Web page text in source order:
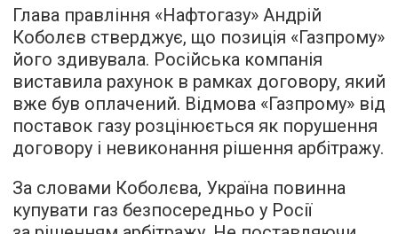
Глава правління «Нафтогазу» Андрій
Коболєв стверджує, що позиція «Газпрому»
його здивувала. Російська компанія
виставила рахунок в рамках договору, який
вже був оплачений. Відмова «Газпрому» від
поставок газу розцінюється як порушення
договору і невиконання рішення арбітражу.
За словами Коболєва, Україна повинна
купувати газ безпосередньо у Росії